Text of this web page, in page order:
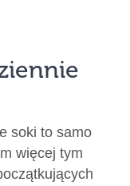
soki to samo
więcej tym